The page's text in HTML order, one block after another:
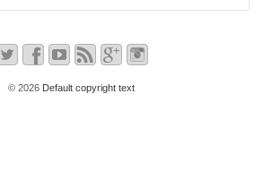
© 2026Default copyright text